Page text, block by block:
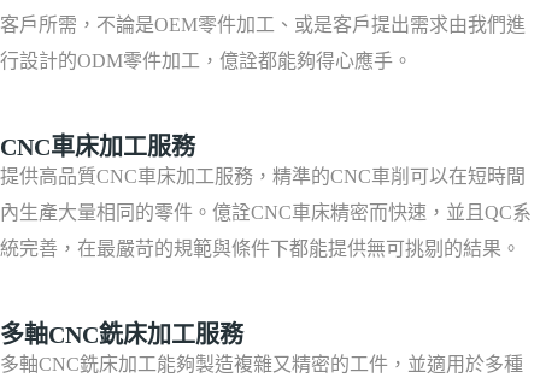
客戶所需，不論是OEM零件加工、或是客戶提出需求由我們進
行設計的ODM零件加工，億詮都能夠得心應手。
CNC車床加工服務
提供高品質CNC車床加工服務，精準的CNC車削可以在短時間
內生產大量相同的零件。億詮CNC車床精密而快速，並且QC系
統完善，在最嚴苛的規範與條件下都能提供無可挑剔的結果。
多軸CNC銑床加工服務
多軸CNC銑床加工能夠製造複雜又精密的工件，並適用於多種